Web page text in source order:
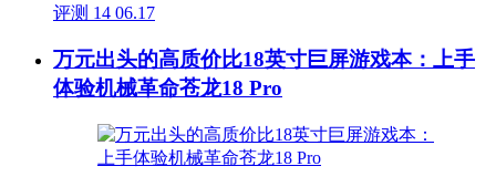
评测 14 06.17
万元出头的高质价比18英寸巨屏游戏本：上手
体验机械革命苍龙18 Pro